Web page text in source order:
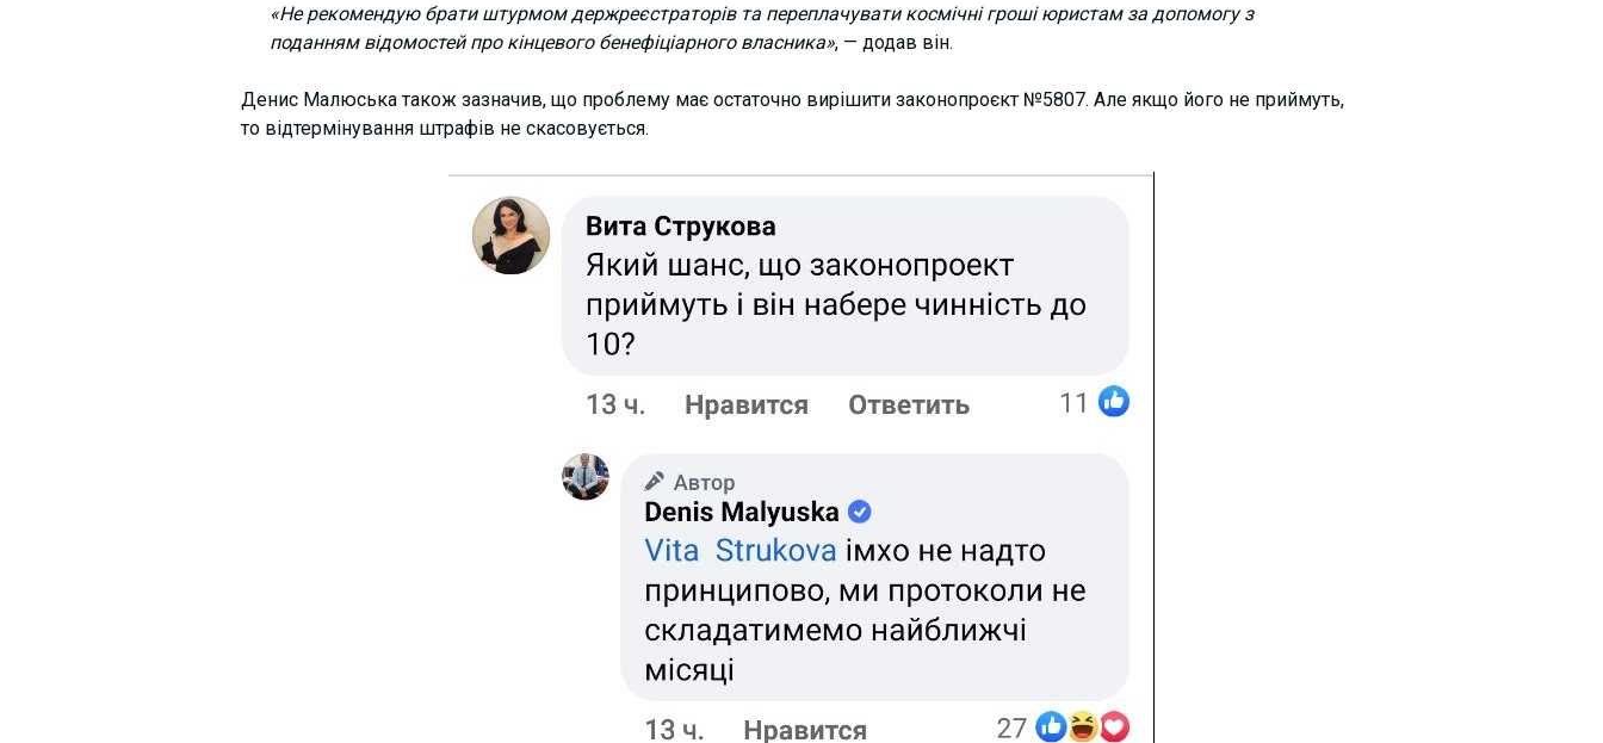
«Не рекомендую брати штурмом держреєстраторів та переплачувати космічні гроші юристам за допомогу з
поданням відомостей про кінцевого бенефіціарного власника», — додав він.
Денис Малюська також зазначив, що проблему має остаточно вирішити законопроєкт №5807. Але якщо його не приймуть,
то відтермінування штрафів не скасовується.